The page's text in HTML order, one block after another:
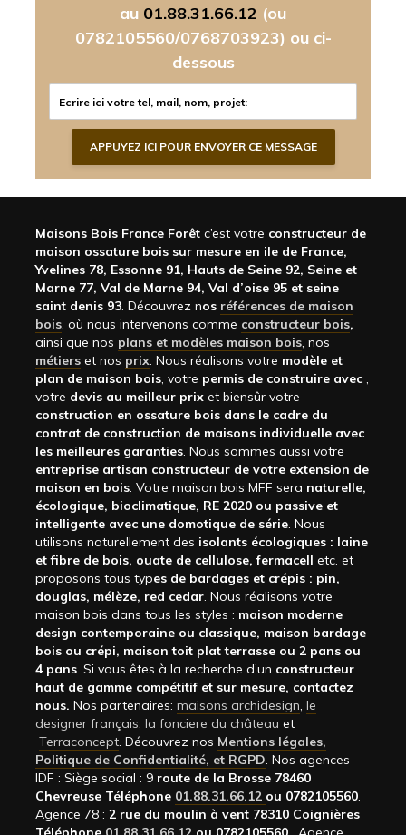
au 01.88.31.66.12 (ou
0782105560/0768703923) ou ci-
dessous
Maisons Bois France Forêt c’est votre constructeur de
maison ossature bois sur mesure en ile de France,
Yvelines 78, Essonne 91, Hauts de Seine 92, Seine et
Marne 77, Val de Marne 94, Val d’oise 95 et seine
saint denis 93. Découvrez nos références de maison
bois, où nous intervenons comme constructeur bois,
ainsi que nos plans et modèles maison bois, nos
métiers et nos prix. Nous réalisons votre modèle et
plan de maison bois, votre permis de construire avec ,
votre devis au meilleur prix et biensûr votre
construction en ossature bois dans le cadre du
contrat de construction de maisons individuelle avec
les meilleures garanties. Nous sommes aussi votre
entreprise artisan constructeur de votre extension de
maison en bois. Votre maison bois MFF sera naturelle,
écologique, bioclimatique, RE 2020 ou passive et
intelligente avec une domotique de série. Nous
utilisons naturellement des isolants écologiques : laine
et fibre de bois, ouate de cellulose, fermacell etc. et
proposons tous types de bardages et crépis : pin,
douglas, mélèze, red cedar. Nous réalisons votre
maison bois dans tous les styles : maison moderne
design contemporaine ou classique, maison bardage
bois ou crépi, maison toit plat terrasse ou 2 pans ou
4 pans. Si vous êtes à la recherche d’un constructeur
haut de gamme compétitif et sur mesure, contactez
nous. Nos partenaires: maisons archidesign, le
designer français, la fonciere du château et
Terraconcept. Découvrez nos Mentions légales,
Politique de Confidentialité, et RGPD. Nos agences
IDF : Siège social : 9 route de la Brosse 78460
Chevreuse Téléphone 01.88.31.66.12 ou 0782105560.
Agence 78 : 2 rue du moulin à vent 78310 Coignières